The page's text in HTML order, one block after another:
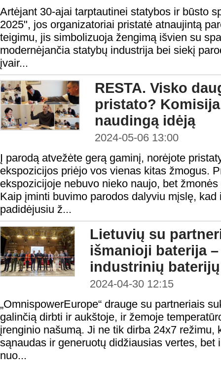
Artėjant 30-ajai tarptautinei statybos ir būsto
2025", jos organizatoriai pristatė atnaujintą
teigimu, jis simbolizuoja žengimą išvien su
modernėjančia statybų industrija bei siekį
įvair...
RESTA. Visko
pristato?
naudingą idėją
2024-05-06 13:00
Į parodą atvežėte gerą gaminį, norėjote
ekspozicijos priėjo vos vienas kitas žmogus.
ekspozicijoje nebuvo nieko naujo, bet
Kaip įminti buvimo parodos dalyviu mįslę,
padidėjusiu ž...
Lietuvių su
išmanioji baterija
industrinių
2024-04-30 12:15
„OmnispowerEurope“ drauge su partneriais
galinčią dirbti ir aukštoje, ir žemoje
įrenginio našumą. Ji ne tik dirba 24x7 režimu,
sąnaudas ir generuotų didžiausias vertes, bet
nuo...